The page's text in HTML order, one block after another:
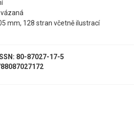
mm, 128 stran včetně ilustrací
80-87027-17-5